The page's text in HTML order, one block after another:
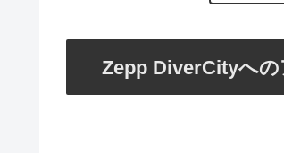
Zepp DiverCityへの